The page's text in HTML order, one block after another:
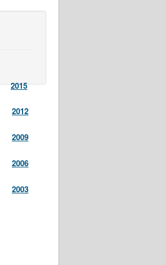
2015
2012
2009
2006
2003